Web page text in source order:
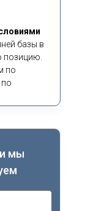
базы в
позицию.
по
мы